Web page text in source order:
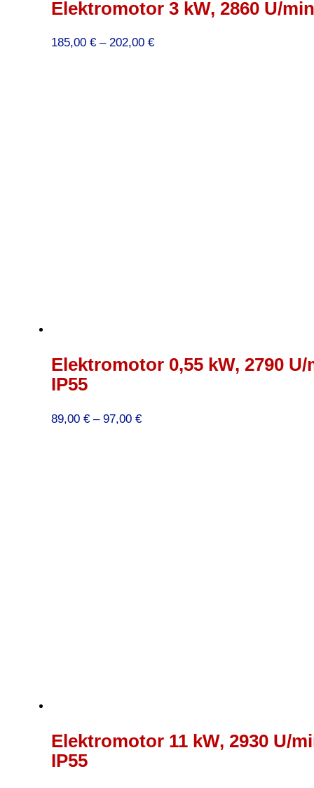
Elektromotor 3 kW, 2860 U/
185,00 € – 202,00 €Preisspanne:
Elektromotor 0,55 kW, 2790 U/
IP55
89,00 € – 97,00 €Preisspanne:
Elektromotor 11 kW, 2930 U/
IP55